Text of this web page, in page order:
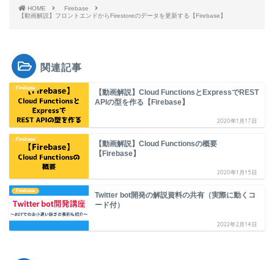
HOME
Firebase
【動画解説】フロントエンドからFirestoreのデータを更新する【Firebase】
関連記事
Firebase
【動画解説】Cloud FunctionsとExpressでREST
APIの型を作る【Firebase】
2020年1月17日
Firebase
【動画解説】Cloud Functionsの概要
【Firebase】
2020年1月15日
Firebase
Twitter bot開発の解説資料の共有（実際に動くコ
ード付）
2022年2月14日